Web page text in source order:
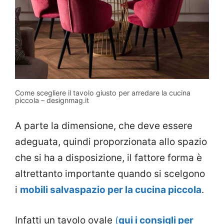
Come scegliere il tavolo giusto per arredare la cucina
piccola – designmag.it
A parte la dimensione, che deve essere
adeguata, quindi proporzionata allo spazio
che si ha a disposizione, il fattore forma è
altrettanto importante quando si scelgono
i mobili salvaspazio per la cucina piccola.
Infatti un tavolo ovale (qui i consigli per